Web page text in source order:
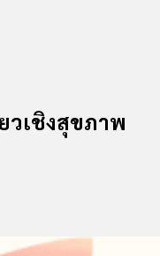
วเชิงสุขภาพ